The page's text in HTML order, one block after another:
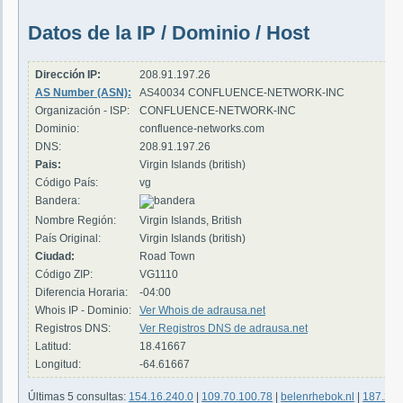
Datos de la IP / Dominio / Host
Dirección IP:
208.91.197.26
AS Number (ASN):
AS40034 CONFLUENCE-NETWORK-INC
Organización - ISP:
CONFLUENCE-NETWORK-INC
Dominio:
confluence-networks.com
DNS:
208.91.197.26
Pais:
Virgin Islands (british)
Código País:
vg
Bandera:
Nombre Región:
Virgin Islands, British
País Original:
Virgin Islands (british)
Ciudad:
Road Town
Código ZIP:
VG1110
Diferencia Horaria:
-04:00
Whois IP - Dominio:
Ver Whois de adrausa.net
Registros DNS:
Ver Registros DNS de adrausa.net
Latitud:
18.41667
Longitud:
-64.61667
Últimas 5 consultas: 154.16.240.0 109.70.100.78 belenrhebok.nl